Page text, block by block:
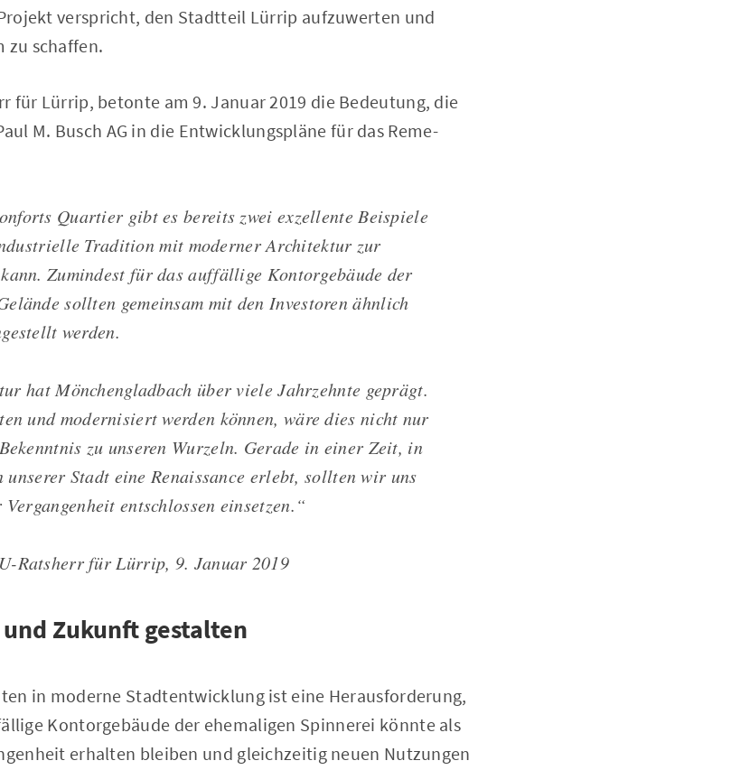
verspricht, den Stadtteil Lürrip aufzuwerten und
zu schaffen.
für Lürrip, betonte am 9. Januar 2019 die Bedeutung, die
M. Busch AG in die Entwicklungspläne für das Reme-
Quartier gibt es bereits zwei exzellente Beispiele
Tradition mit moderner Architektur zur
Zumindest für das auffällige Kontorgebäude der
sollten gemeinsam mit den Investoren ähnlich
werden.
hat Mönchengladbach über viele Jahrzehnte geprägt.
und modernisiert werden können, wäre dies nicht nur
zu unseren Wurzeln. Gerade in einer Zeit, in
Stadt eine Renaissance erlebt, sollten wir uns
entschlossen einsetzen.“
Ratsherr für Lürrip, 9. Januar 2019
Zukunft gestalten
in moderne Stadtentwicklung ist eine Herausforderung,
Kontorgebäude der ehemaligen Spinnerei könnte als
erhalten bleiben und gleichzeitig neuen Nutzungen